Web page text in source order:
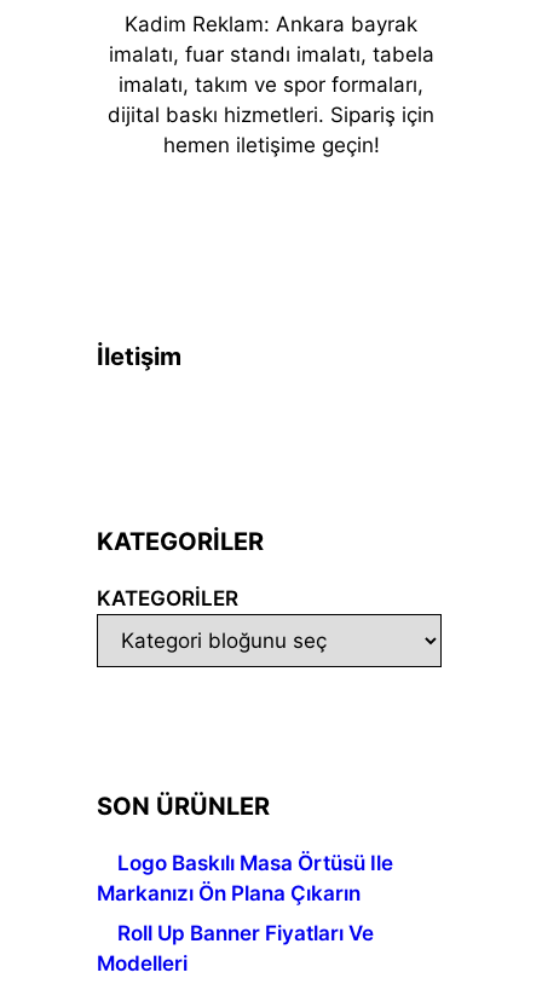
Kadim Reklam: Ankara bayrak
imalatı, fuar standı imalatı, tabela
imalatı, takım ve spor formaları,
dijital baskı hizmetleri. Sipariş için
hemen iletişime geçin!
İletişim
KATEGORİLER
KATEGORILER
SON ÜRÜNLER
Logo Baskılı Masa Örtüsü Ile
Markanızı Ön Plana Çıkarın
Roll Up Banner Fiyatları Ve
Modelleri